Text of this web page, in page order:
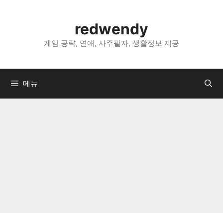
너
redwendy
게임 공략, 연애, 사주팔자, 생활정보 제공
메뉴